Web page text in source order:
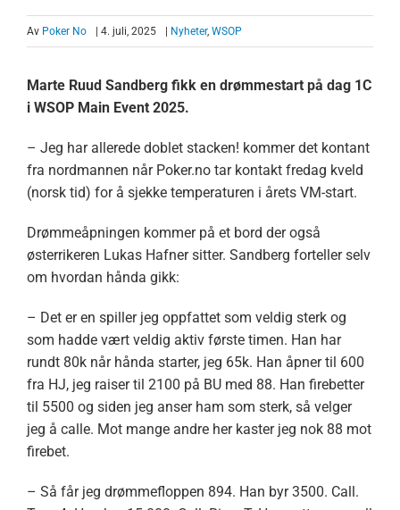
Av Poker No | 4. juli, 2025 Nyheter, WSOP
Marte Ruud Sandberg fikk en drømmestart på dag 1C
i WSOP Main Event 2025.
– Jeg har allerede doblet stacken! kommer det kontant
fra nordmannen når Poker.no tar kontakt fredag kveld
(norsk tid) for å sjekke temperaturen i årets VM-start.
Drømmeåpningen kommer på et bord der også
østerrikeren Lukas Hafner sitter. Sandberg forteller selv
om hvordan hånda gikk:
– Det er en spiller jeg oppfattet som veldig sterk og
som hadde vært veldig aktiv første timen. Han har
rundt 80k når hånda starter, jeg 65k. Han åpner til 600
fra HJ, jeg raiser til 2100 på BU med 88. Han firebetter
til 5500 og siden jeg anser ham som sterk, så velger
jeg å calle. Mot mange andre her kaster jeg nok 88 mot
firebet.
– Så får jeg drømmefloppen 894. Han byr 3500. Call.